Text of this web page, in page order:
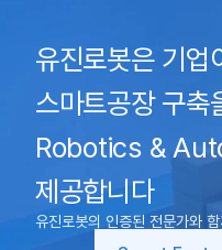
유진로봇은 기업
스마트공장 구축
Robotics &
제공합니다
유진로봇의 인증된 전문가와